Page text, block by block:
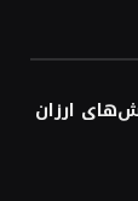
ارزان